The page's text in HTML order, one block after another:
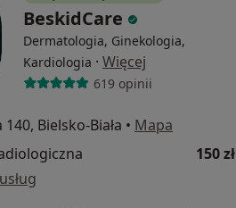
BeskidCare
Dermatologia, Ginekologia,
Kardiologia · Więcej
619 opinii
Bielsko-Biała • Mapa
150 zł